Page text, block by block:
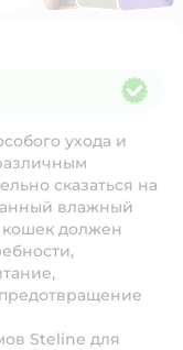
ухода и
сказаться на
влажный
должен
Steline для